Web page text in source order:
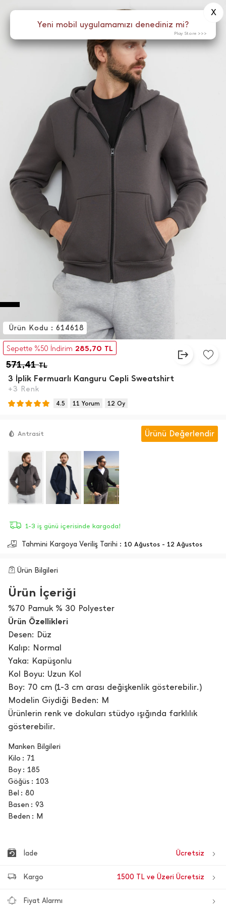
Menü
Sepette %50 İndirim 285,70 TL
571,41TL
3 İ̇plik Fermuarlı Kanguru Cepli Sweatshirt
+3 Renk
Ürün Kodu : 614618
4.5 11 Yorum 12 Oy
Antrasit Ürünü Değerlendir
1-3 iş günü içerisinde kargoda!
Tahmini Kargoya Veriliş Tarihi : 10 Ağustos - 12 Ağustos
Ürün Bilgileri
Ürün İçeriği
%70 Pamuk % 30 Polyester
Ürün Özellikleri
Desen: Düz
Kalıp: Normal
Yaka: Kapüşonlu
Kol Boyu: Uzun Kol
Boy: 70 cm (1-3 cm arası değişkenlik gösterebilir.)
Modelin Giydiği Beden: M
Ürünlerin renk ve dokuları stüdyo ışığında farklılık
gösterebilir.
Manken Bilgileri
Kilo
71
Boy
185
Göğüs
103
Bel
80
Basen
93
Beden
M
İade Ücretsiz
Kargo 1500 TL ve Üzeri Ücretsiz
Fiyat Alarmı
Yeni mobil uygulamamızı denediniz mi?
X
Play Store >>>